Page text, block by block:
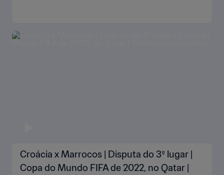
Croácia x Marrocos | Disputa do 3º lugar |
Copa do Mundo FIFA de 2022, no Qatar |